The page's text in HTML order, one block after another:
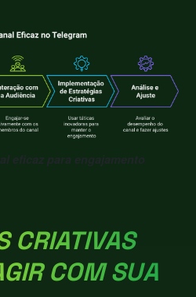
eficaz para engajamento
CRIATIVAS
COM SUA